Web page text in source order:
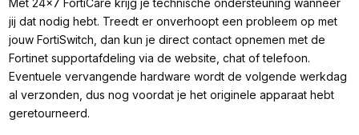
Met 24x7 FortiCare krijg je technische ondersteuning wanneer
jij dat nodig hebt. Treedt er onverhoopt een probleem op met
jouw FortiSwitch, dan kun je direct contact opnemen met de
Fortinet supportafdeling via de website, chat of telefoon.
Eventuele vervangende hardware wordt de volgende werkdag
al verzonden, dus nog voordat je het originele apparaat hebt
geretourneerd.